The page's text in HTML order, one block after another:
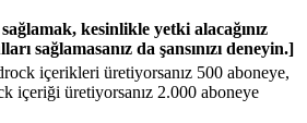
kesinlikle yetki alacağınız
sağlamasanız da şansınızı deneyin.]
içerikleri üretiyorsanız 500 aboneye,
içeriği üretiyorsanız 2.000 aboneye